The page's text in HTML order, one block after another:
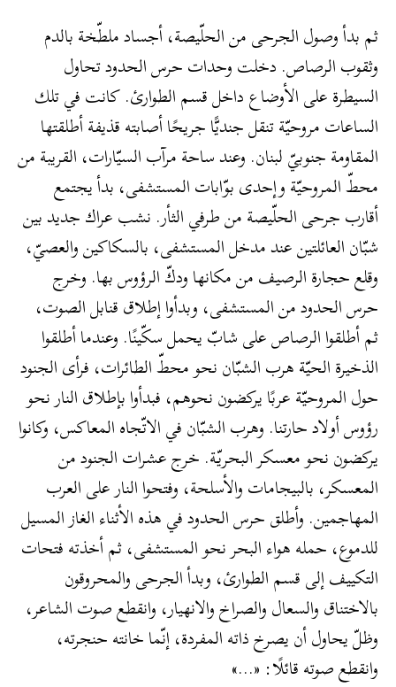
ثم بدأ وصول الجرحى من الحلّيصة، أجساد ملطّخة بالدم
وثقوب الرصاص. دخلت وحدات حرس الحدود تحاول
السيطرة على الأوضاع داخل قسم الطوارئ. كانت في تلك
الساعات مروحيّة تنقل جنديًّا جريحًا أصابته قذيفة أطلقتها
المقاومة جنوبيّ لبنان. وعند ساحة مرآب السيّارات، القريبة من
محطّ المروحيّة وإحدى بوّابات المستشفى، بدأ يجتمع
أقارب جرحى الحلّيصة من طرفي الثأر. نشب عراك جديد بين
شبّان العائلتين عند مدخل المستشفى، بالسكاكين والعصيّ،
وقلع حجارة الرصيف من مكانها ودكّ الرؤوس بها. وخرج
حرس الحدود من المستشفى، وبدأوا إطلاق قنابل الصوت،
ثم أطلقوا الرصاص على شابّ يحمل سكّينًا. وعندما أطلقوا
الذخيرة الحيّة هرب الشبّان نحو محطّ الطائرات، فرأى الجنود
حول المروحيّة عربًا يركضون نحوهم، فبدأوا بإطلاق النار نحو
رؤوس أولاد حارتنا. وهرب الشبّان في الاتّجاه المعاكس، وكانوا
يركضون نحو معسكر البحريّة. خرج عشرات الجنود من
المعسكر، بالبيجامات والأسلحة، وفتحوا النار على العرب
المهاجمين. وأطلق حرس الحدود في هذه الأثناء الغاز المسيل
للدموع، حمله هواء البحر نحو المستشفى، ثم أخذته فتحات
التكييف إلى قسم الطوارئ، وبدأ الجرحى والمحروقون
بالاختناق والسعال والصراخ والانهيار، وانقطع صوت الشاعر،
وظلّ يحاول أن يصرخ ذاته المفردة، إنّما خانته حنجرته،
وانقطع صوته قائلًا: «…»